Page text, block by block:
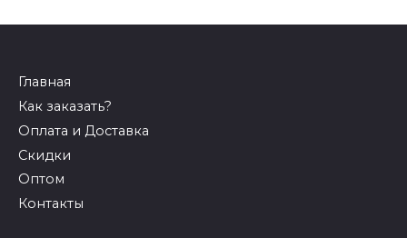
Главная
Как заказать?
Оплата и Доставка
Скидки
Оптом
Контакты